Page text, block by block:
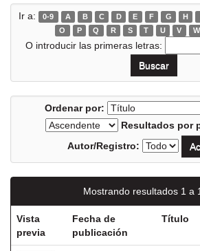
Ir a: 0-9 A B C D E F G H
O
P Q R S T U V W
O introducir las primeras letras:
Ordenar por:
Resultados por
Autor/Registro:
Mostrando resultados 1 a
Vista
previa
Fecha de
publicación
Título